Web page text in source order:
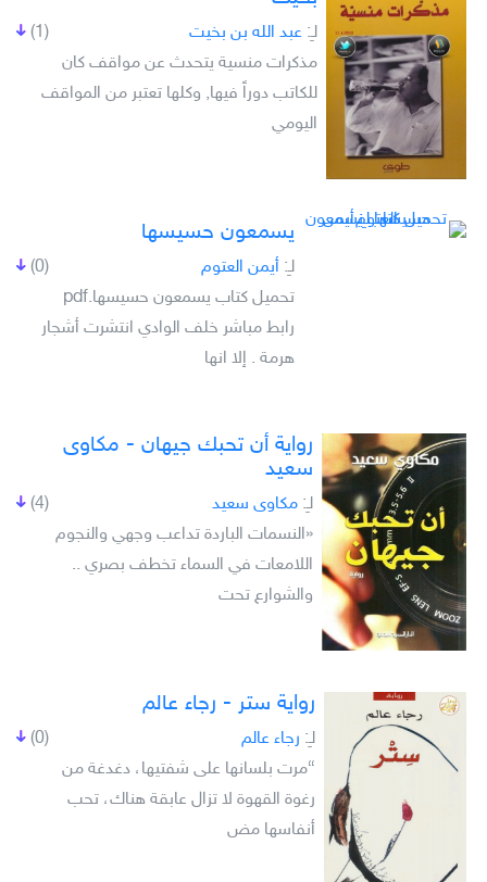
(1) لـِ: عبد الله بن بخيت
مذكرات منسية يتحدث عن مواقف كان
للكاتب دوراً فيها, وكلها تعتبر من المواقف
اليومي
يسمعون حسيسها
(0) لـِ: أيمن العتوم
تحميل كتاب يسمعون حسيسها.pdf
رابط مباشر خلف الوادي انتشرت أشجار
هرمة . إلا انها
رواية أن تحبك جيهان - مكاوى
سعيد
(4) لـِ:مكاوى سعيد
«النسمات الباردة تداعب وجهي والنجوم
اللامعات في السماء تخطف بصري ..
والشوارع تحت
رواية ستر - رجاء عالم
(0) لـِ: رجاء عالم
“مرت بلسانها على شفتيها، دغدغة من
رغوة القهوة لا تزال عابقة هناك، تحب
أنفاسها مض